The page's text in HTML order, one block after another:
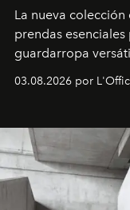
La nueva colección
prendas
guardarropa
la asesora
y la filosofía detrás
03.08.2026 por